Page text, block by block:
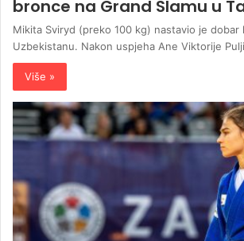
bronce na Grand Slamu u
Mikita Sviryd (preko 100 kg) nastavio je dobar
Uzbekistanu. Nakon uspjeha Ane Viktorije
Više »